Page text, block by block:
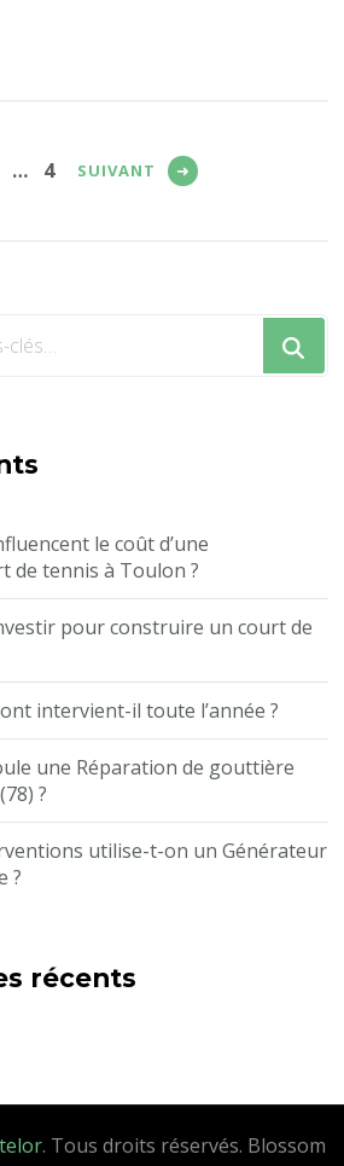
… PAGE
4 SUIVANT
le coût d’une
de tennis à Toulon ?
pour construire un court de
intervient-il toute l’année ?
une Réparation de gouttière
?
utilise-t-on un Générateur
?
récents
. Tous droits réservés. Blossom